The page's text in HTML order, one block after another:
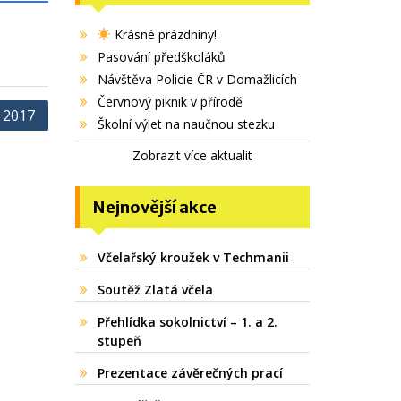
Krásné prázdniny!
Pasování předškoláků
Návštěva Policie ČR v Domažlicích
Červnový piknik v přírodě
Školní výlet na naučnou stezku
Zobrazit více aktualit
Nejnovější akce
Včelařský kroužek v Techmanii
Soutěž Zlatá včela
Přehlídka sokolnictví – 1. a 2.
stupeň
Prezentace závěrečných prací